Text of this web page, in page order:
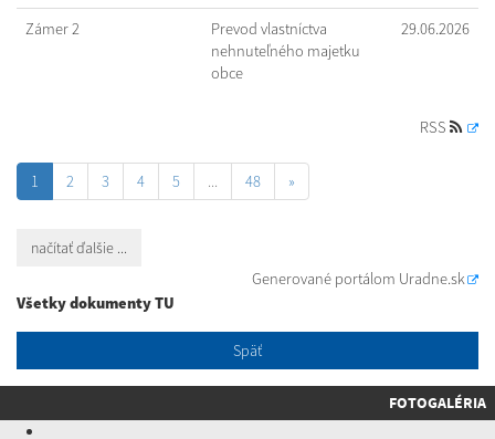
Zámer 2
Prevod vlastníctva
nehnuteľného majetku
obce
29.06.2026
RSS
1 2 3 4 5 ... 48 »
načítať ďalšie ...
Generované portálom Uradne.sk
Všetky dokumenty TU
Späť
FOTOGALÉRIA